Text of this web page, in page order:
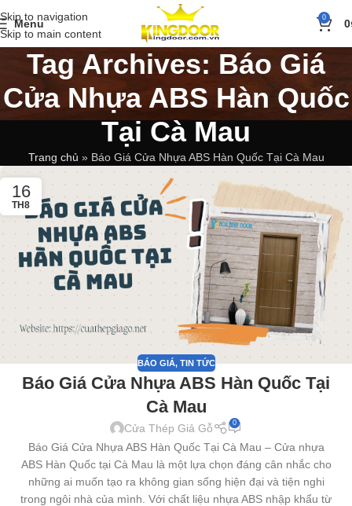
Skip to navigation
Skip to main content
Menu 0 0
Tag Archives: Báo Giá
Cửa Nhựa ABS Hàn Quốc
Tại Cà Mau
Trang chủ » Báo Giá Cửa Nhựa ABS Hàn Quốc Tại Cà Mau
16
TH8
BÁO GIÁ, TIN TỨC
Báo Giá Cửa Nhựa ABS Hàn Quốc Tại
Cà Mau
Cửa Thép Giả Gỗ 0
Báo Giá Cửa Nhựa ABS Hàn Quốc Tại Cà Mau – Cửa nhựa
ABS Hàn Quốc tại Cà Mau là một lựa chọn đáng cân nhắc cho
những ai muốn tạo ra không gian sống hiện đại và tiện nghi
trong ngôi nhà của mình. Với chất liệu nhựa ABS nhập khẩu từ